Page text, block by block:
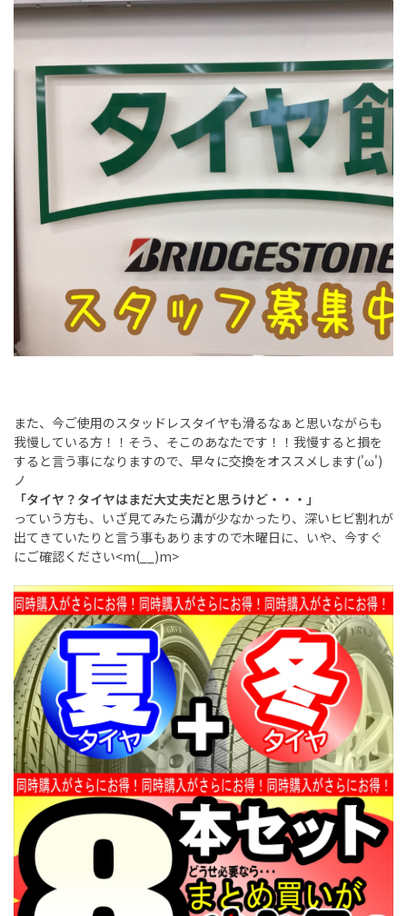
また、今ご使用のスタッドレスタイヤも滑るなぁと思いながらも
我慢している方！！そう、そこのあなたです！！我慢すると損を
すると言う事になりますので、早々に交換をオススメします('ω')
ノ
「タイヤ？タイヤはまだ大丈夫だと思うけど・・・」
っていう方も、いざ見てみたら溝が少なかったり、深いヒビ割れが
出てきていたりと言う事もありますので木曜日に、いや、今すぐ
にご確認ください<m(__)m>